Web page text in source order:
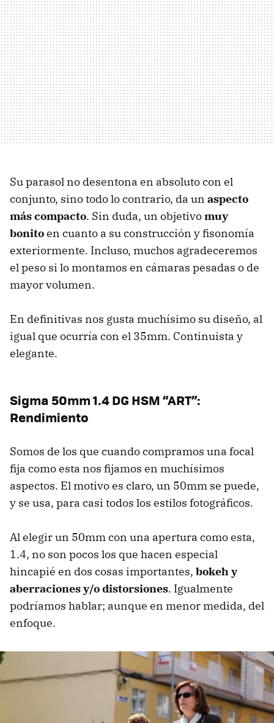
Su parasol no desentona en absoluto con el
conjunto, sino todo lo contrario, da un aspecto
más compacto. Sin duda, un objetivomuy
bonitoen cuanto a su construcción y fisonomía
exteriormente. Incluso, muchos agradeceremos
el peso si lo montamos en cámaras pesadas o de
mayor volumen.
En definitivas nos gusta muchísimo su diseño, al
igual que ocurría con el 35mm. Continuista y
elegante.
Sigma 50mm 1.4 DG HSM “ART”:
Rendimiento
Somos de los que cuando compramos una focal
fija como esta nos fijamos en muchísimos
aspectos. El motivo es claro, un 50mm se puede,
y se usa, para casi todos los estilos fotográficos.
Al elegir un 50mm con una apertura como esta,
1.4, no son pocos los que hacen especial
hincapié en dos cosas importantes, bokeh y
aberraciones y/o distorsiones. Igualmente
podríamos hablar; aunque en menor medida, del
enfoque.